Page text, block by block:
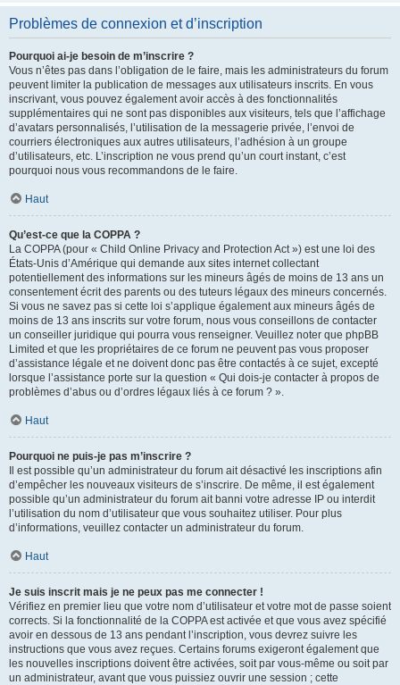
Problèmes de connexion et d’inscription
Pourquoi ai-je besoin de m’inscrire ?
Vous n’êtes pas dans l’obligation de le faire, mais les administrateurs du forum
peuvent limiter la publication de messages aux utilisateurs inscrits. En vous
inscrivant, vous pouvez également avoir accès à des fonctionnalités
supplémentaires qui ne sont pas disponibles aux visiteurs, tels que l’affichage
d’avatars personnalisés, l’utilisation de la messagerie privée, l’envoi de
courriers électroniques aux autres utilisateurs, l’adhésion à un groupe
d’utilisateurs, etc. L’inscription ne vous prend qu’un court instant, c’est
pourquoi nous vous recommandons de le faire.
Haut
Qu’est-ce que la COPPA ?
La COPPA (pour « Child Online Privacy and Protection Act ») est une loi des
États-Unis d’Amérique qui demande aux sites internet collectant
potentiellement des informations sur les mineurs âgés de moins de 13 ans un
consentement écrit des parents ou des tuteurs légaux des mineurs concernés.
Si vous ne savez pas si cette loi s’applique également aux mineurs âgés de
moins de 13 ans inscrits sur votre forum, nous vous conseillons de contacter
un conseiller juridique qui pourra vous renseigner. Veuillez noter que phpBB
Limited et que les propriétaires de ce forum ne peuvent pas vous proposer
d’assistance légale et ne doivent donc pas être contactés à ce sujet, excepté
lorsque l’assistance porte sur la question « Qui dois-je contacter à propos de
problèmes d’abus ou d’ordres légaux liés à ce forum ? ».
Haut
Pourquoi ne puis-je pas m’inscrire ?
Il est possible qu’un administrateur du forum ait désactivé les inscriptions afin
d’empêcher les nouveaux visiteurs de s’inscrire. De même, il est également
possible qu’un administrateur du forum ait banni votre adresse IP ou interdit
l’utilisation du nom d’utilisateur que vous souhaitez utiliser. Pour plus
d’informations, veuillez contacter un administrateur du forum.
Haut
Je suis inscrit mais je ne peux pas me connecter !
Vérifiez en premier lieu que votre nom d’utilisateur et votre mot de passe soient
corrects. Si la fonctionnalité de la COPPA est activée et que vous avez spécifié
avoir en dessous de 13 ans pendant l’inscription, vous devrez suivre les
instructions que vous avez reçues. Certains forums exigeront également que
les nouvelles inscriptions doivent être activées, soit par vous-même ou soit par
un administrateur, avant que vous puissiez ouvrir une session ; cette